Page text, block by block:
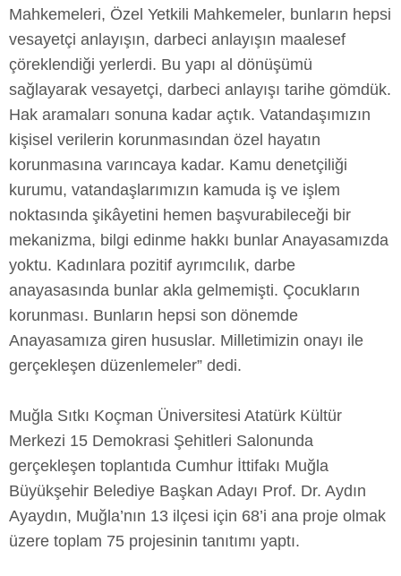
Mahkemeleri, Özel Yetkili Mahkemeler, bunların hepsi
vesayetçi anlayışın, darbeci anlayışın maalesef
çöreklendiği yerlerdi. Bu yapı al dönüşümü
sağlayarak vesayetçi, darbeci anlayışı tarihe gömdük.
Hak aramaları sonuna kadar açtık. Vatandaşımızın
kişisel verilerin korunmasından özel hayatın
korunmasına varıncaya kadar. Kamu denetçiliği
kurumu, vatandaşlarımızın kamuda iş ve işlem
noktasında şikâyetini hemen başvurabileceği bir
mekanizma, bilgi edinme hakkı bunlar Anayasamızda
yoktu. Kadınlara pozitif ayrımcılık, darbe
anayasasında bunlar akla gelmemişti. Çocukların
korunması. Bunların hepsi son dönemde
Anayasamıza giren hususlar. Milletimizin onayı ile
gerçekleşen düzenlemeler” dedi.
Muğla Sıtkı Koçman Üniversitesi Atatürk Kültür
Merkezi 15 Demokrasi Şehitleri Salonunda
gerçekleşen toplantıda Cumhur İttifakı Muğla
Büyükşehir Belediye Başkan Adayı Prof. Dr. Aydın
Ayaydın, Muğla’nın 13 ilçesi için 68’i ana proje olmak
üzere toplam 75 projesinin tanıtımı yaptı.